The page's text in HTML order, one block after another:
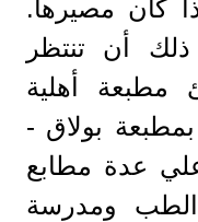
ماذا كان مصيرها.
أن تنتظر
مطبعة أهلية
بولاق -
علي عدة مطابع
ومدرسة